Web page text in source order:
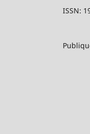
ISSN: